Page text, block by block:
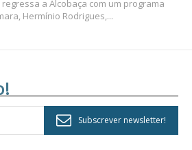
a Alcobaça com um programa
Hermínio Rodrigues,...
Subscrever newsletter!